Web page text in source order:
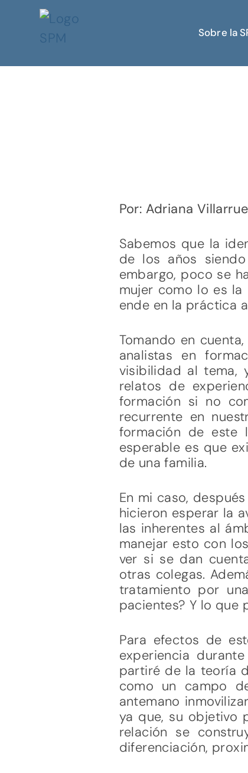
Sobre la
Por: Adriana
Sabemos que la
de los años
embargo, poco se
mujer como lo es
ende en la práctica
Tomando en
analistas en
visibilidad al tema,
relatos de
formación si no
recurrente en
formación de este
esperable es que
de una familia.
En mi caso,
hicieron esperar la
las inherentes al
manejar esto con
ver si se dan
otras colegas.
tratamiento por
pacientes? Y lo que
Para efectos de
experiencia
partiré de la teoría
como un campo
antemano
ya que, su objetivo
relación se
diferenciación,